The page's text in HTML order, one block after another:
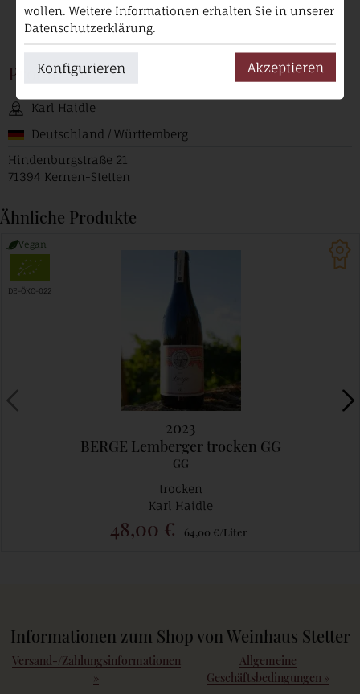
Produzent
Karl Haidle
Deutschland / Württemberg
Hindenburgstraße 21
71394 Kernen-Stetten
Ähnliche Produkte
2023
BERGE Lemberger trocken GG
GG
Vegan
DE-ÖKO-022
trocken
Karl Haidle
48,00 € 64,00 €/Liter
Informationen zum Shop von Weinhaus Stetter
Versand-/Zahlungsinformationen
»
Allgemeine
Geschäftsbedingungen »
wollen. Weitere Informationen erhalten Sie in unserer
Datenschutzerklärung.
Konfigurieren Akzeptieren